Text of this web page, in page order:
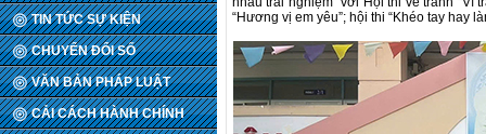
TIN TỨC SỰ KIỆN
CHUYỂN ĐỔI SỐ
VĂN BẢN PHÁP LUẬT
CẢI CÁCH HÀNH CHÍNH
“Hương vị em yêu”; hội thi “Khéo tay hay